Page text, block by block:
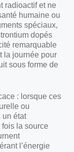
radioactif et ne
humaine ou
spéciaux,
dopés
remarquable
la journée pour
sous forme de
: lorsque ces
ou
un état
fois la source
l’énergie